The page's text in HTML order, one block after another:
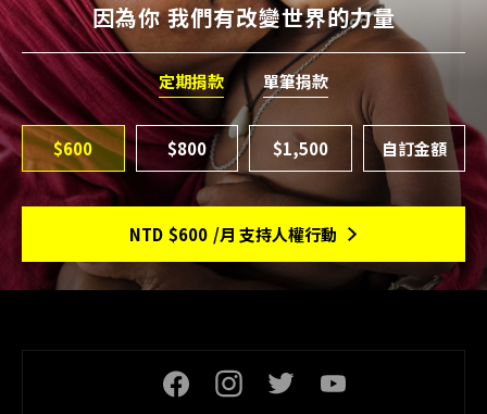
因為你 我們有改變世界的力量
定期捐款 單筆捐款
$600 $800 $1,500
NTD $600 /月 支持人權行動
頁尾社交連結